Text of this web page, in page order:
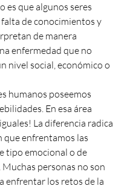
es que algunos seres
de conocimientos y
de manera
enfermedad que no
nivel social, económico o
humanos poseemos
En esa área
La diferencia radica
que enfrentamos las
tipo emocional o de
personas no son
enfrentar los retos de la